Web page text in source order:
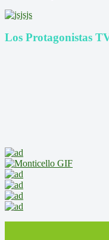
Los Protagonistas